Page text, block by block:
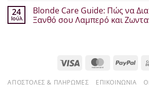
Μάσκα
Μαλλιών
Είναι
σχόλια
στο
Λιπαρά
24
Ιούλ
Blonde Care Guide: Πώς να
Ξανθό σου Λαμπερό και
να
Visa MasterCard
ΑΠΟΣΤΟΛΈΣ & ΠΛΗΡΩΜΈΣ ΕΠΙΚΟΙΝΩΝΊΑ